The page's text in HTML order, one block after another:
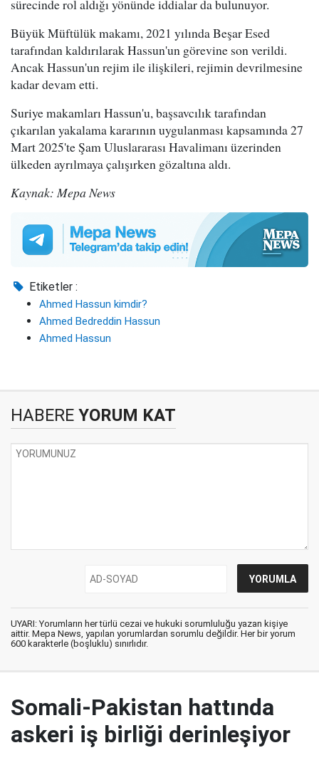
sürecinde rol aldığı yönünde iddialar da bulunuyor.
Büyük Müftülük makamı, 2021 yılında Beşar Esed
tarafından kaldırılarak Hassun'un görevine son verildi.
Ancak Hassun'un rejim ile ilişkileri, rejimin devrilmesine
kadar devam etti.
Suriye makamları Hassun'u, başsavcılık tarafından
çıkarılan yakalama kararının uygulanması kapsamında 27
Mart 2025'te Şam Uluslararası Havalimanı üzerinden
ülkeden ayrılmaya çalışırken gözaltına aldı.
Kaynak: Mepa News
Etiketler :
Ahmed Hassun kimdir?
Ahmed Bedreddin Hassun
Ahmed Hassun
HABERE YORUM KAT
UYARI: Yorumların her türlü cezai ve hukuki sorumluluğu yazan kişiye
aittir. Mepa News, yapılan yorumlardan sorumlu değildir. Her bir yorum
600 karakterle (boşluklu) sınırlıdır.
Somali-Pakistan hattında
askeri iş birliği derinleşiyor